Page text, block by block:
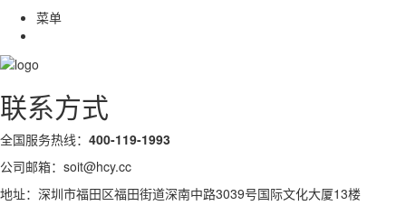
菜单
联系方式
全国服务热线： 400-119-1993
公司邮箱：soit@hcy.cc
地址：深圳市福田区福田街道深南中路3039号国际文化大厦13楼